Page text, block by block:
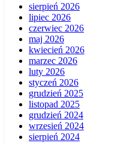
sierpień 2026
lipiec 2026
czerwiec 2026
maj 2026
kwiecień 2026
marzec 2026
luty 2026
styczeń 2026
grudzień 2025
listopad 2025
grudzień 2024
wrzesień 2024
sierpień 2024